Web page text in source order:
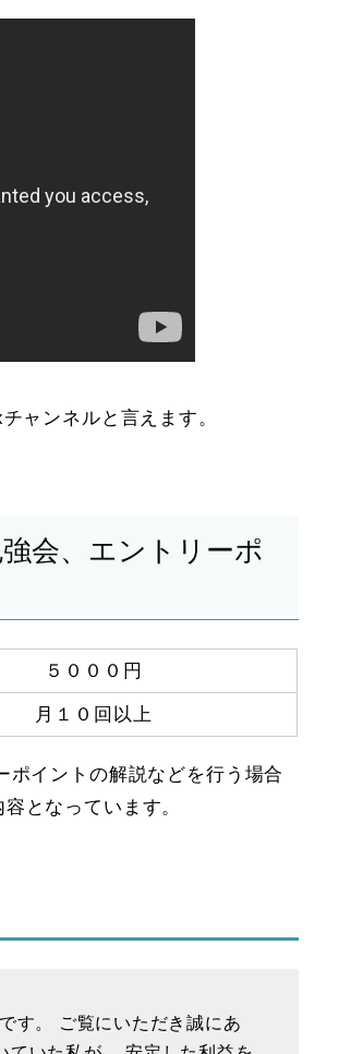
ャンネルと言えます。
会、エントリーポ
５０００円
月１０回以上
ポイントの解説などを行う場合
となっています。
す。 ご覧にいただき誠にあ